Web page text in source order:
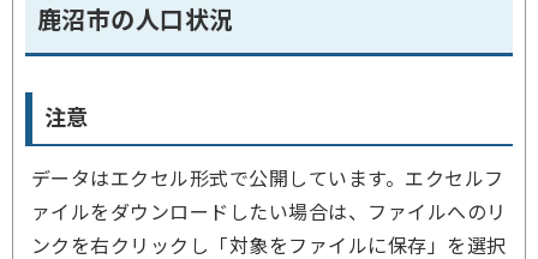
鹿沼市の人口状況
注意
データはエクセル形式で公開しています。エクセルフ
ァイルをダウンロードしたい場合は、ファイルへのリ
ンクを右クリックし「対象をファイルに保存」を選択